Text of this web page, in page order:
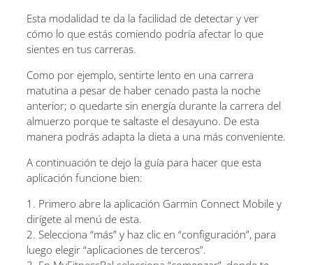
Esta modalidad te da la facilidad de detectar y ver
cómo lo que estás comiendo podría afectar lo que
sientes en tus carreras.
Como por ejemplo, sentirte lento en una carrera
matutina a pesar de haber cenado pasta la noche
anterior; o quedarte sin energía durante la carrera del
almuerzo porque te saltaste el desayuno. De esta
manera podrás adapta la dieta a una más conveniente.
A continuación te dejo la guía para hacer que esta
aplicación funcione bien:
1. Primero abre la aplicación Garmin Connect Mobile y
dirígete al menú de esta.
2. Selecciona “más” y haz clic en “configuración”, para
luego elegir “aplicaciones de terceros”.